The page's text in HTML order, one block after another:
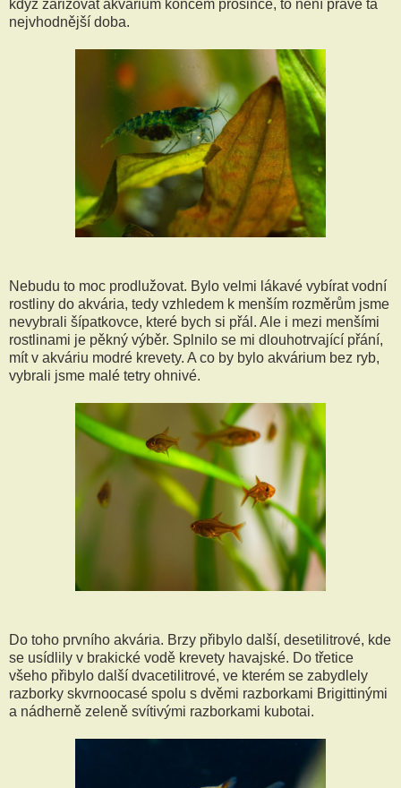
když zařizovat akvárium koncem prosince, to není právě ta
nejvhodnější doba.
Nebudu to moc prodlužovat. Bylo velmi lákavé vybírat vodní
rostliny do akvária, tedy vzhledem k menším rozměrům jsme
nevybrali šípatkovce, které bych si přál. Ale i mezi menšími
rostlinami je pěkný výběr. Splnilo se mi dlouhotrvající přání,
mít v akváriu modré krevety. A co by bylo akvárium bez ryb,
vybrali jsme malé tetry ohnivé.
Do toho prvního akvária. Brzy přibylo další, desetilitrové, kde
se usídlily v brakické vodě krevety havajské. Do třetice
všeho přibylo další dvacetilitrové, ve kterém se zabydlely
razborky skvrnoocasé spolu s dvěmi razborkami Brigittinými
a nádherně zeleně svítivými razborkami kubotai.